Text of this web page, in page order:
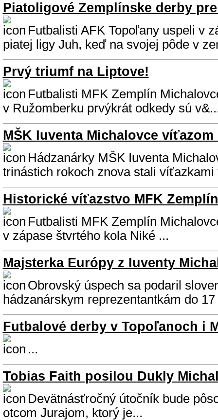
Piatoligové Zemplínske derby
Futbalisti AFK Topoľany uspeli v
piatej ligy Juh, keď na svojej pôde v
Prvý triumf na Liptove!
Futbalisti MFK Zemplín
v Ružomberku prvýkrát odkedy sú
MŠK Iuventa Michalovce víťazom
Hádzanárky MŠK Iuventa
trinástich rokoch znova stali víťazkami
Historické víťazstvo MFK
Futbalisti MFK Zemplín
v zápase štvrtého kola Niké ...
Majsterka Európy z Iuventy
Obrovský úspech sa podaril
hádzanárskym reprezentantkám do 17
Futbalové derby v Topoľanoch i
...
Tobias Faith posilou Dukly
Devätnásťročný útočník bude
otcom Jurajom, ktorý je...